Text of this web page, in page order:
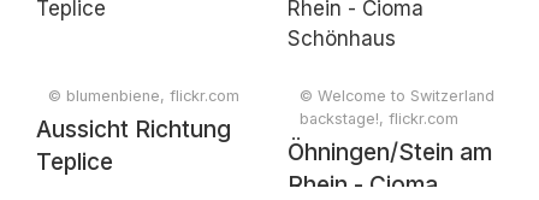
© blumenbiene, flickr.com
Aussicht Richtung
Teplice
© Welcome to Switzerland
backstage!, flickr.com
Öhningen/Stein am
Rhein - Cioma